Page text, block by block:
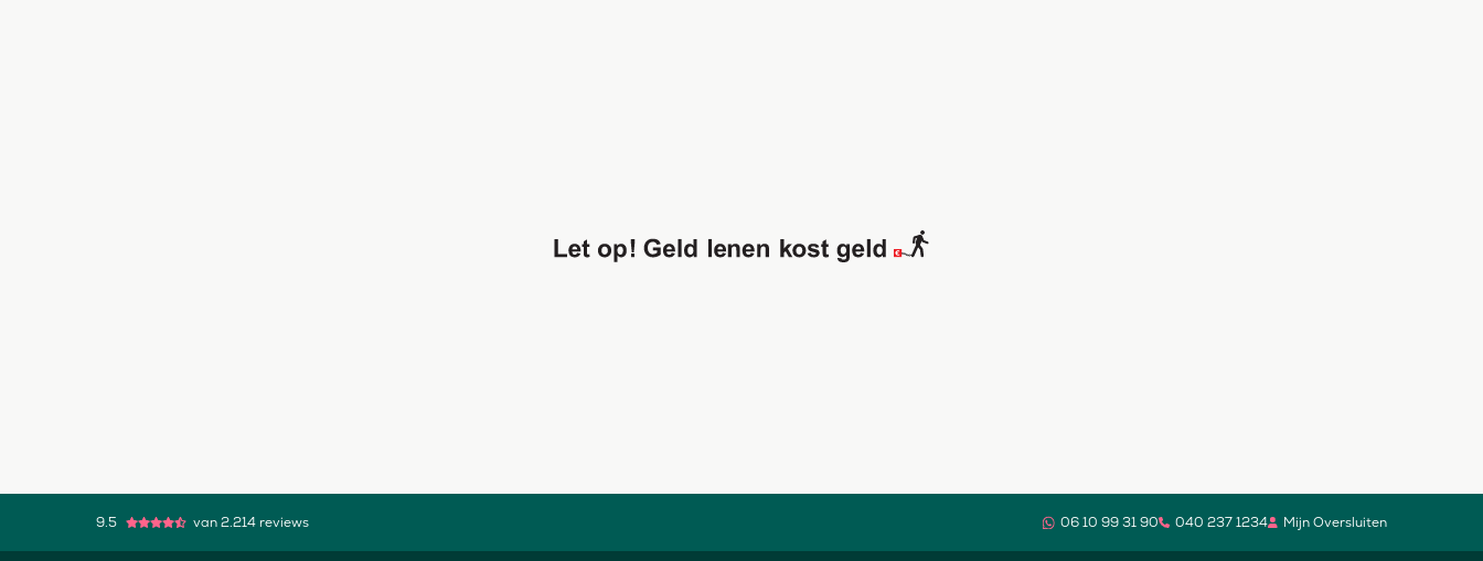
9.5 van 2.214 reviews 06 10 99 31 90 040 237 1234 Mijn Oversluiten